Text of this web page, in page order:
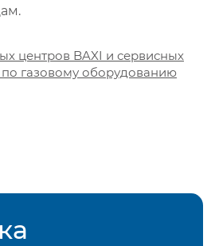
центров BAXI и сервисных
по газовому оборудованию